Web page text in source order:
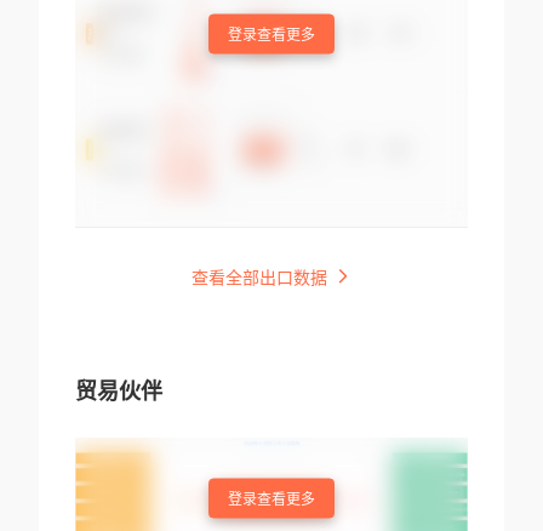
登录查看更多
查看全部出口数据
贸易伙伴
登录查看更多